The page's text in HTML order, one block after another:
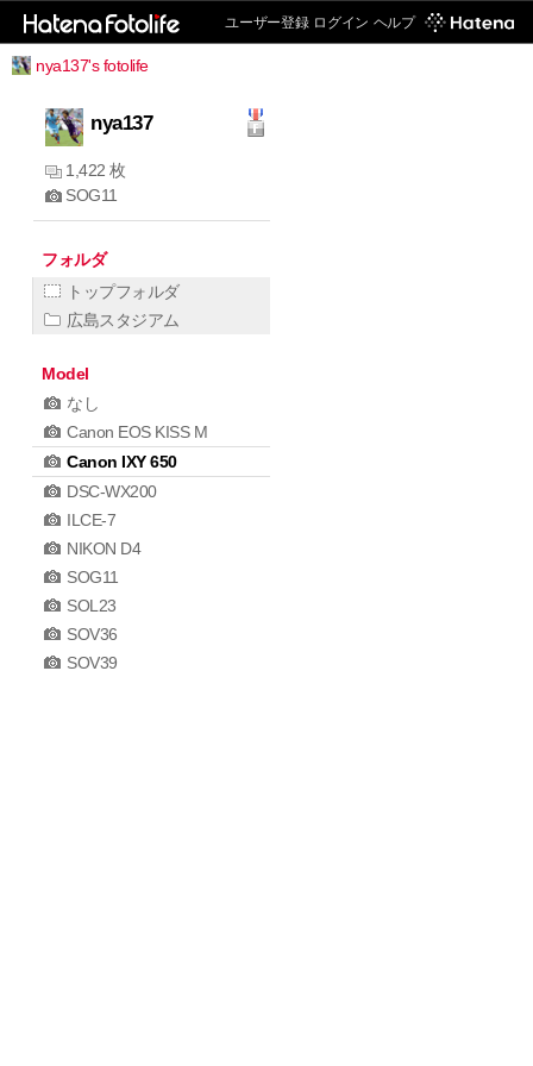
ユーザー登録 ログイン ヘルプ
nya137's fotolife
nya137
1,422 枚
SOG11
フォルダ
トップフォルダ
広島スタジアム
Model
なし
Canon EOS KISS M
Canon IXY 650
DSC-WX200
ILCE-7
NIKON D4
SOG11
SOL23
SOV36
SOV39